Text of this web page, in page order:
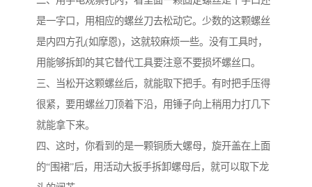
是一字口，用相应的螺丝刀去松动它。少数的这颗螺丝
是内四方孔(如摩恩)，这就较麻烦一些。没有工具时，
用能够拆卸的其它替代工具要注意不要损坏螺丝口。
三、当松开这颗螺丝后，就能取下把手。有时把手压得
很紧，要用螺丝刀顶着下沿，用锤子向上稍用力打几下
就能拿下来。
四、这时，你看到的是一颗铜质大螺母，旋开盖在上面
的“围裙”后，用活动大扳手拆卸螺母后，就可以取下龙